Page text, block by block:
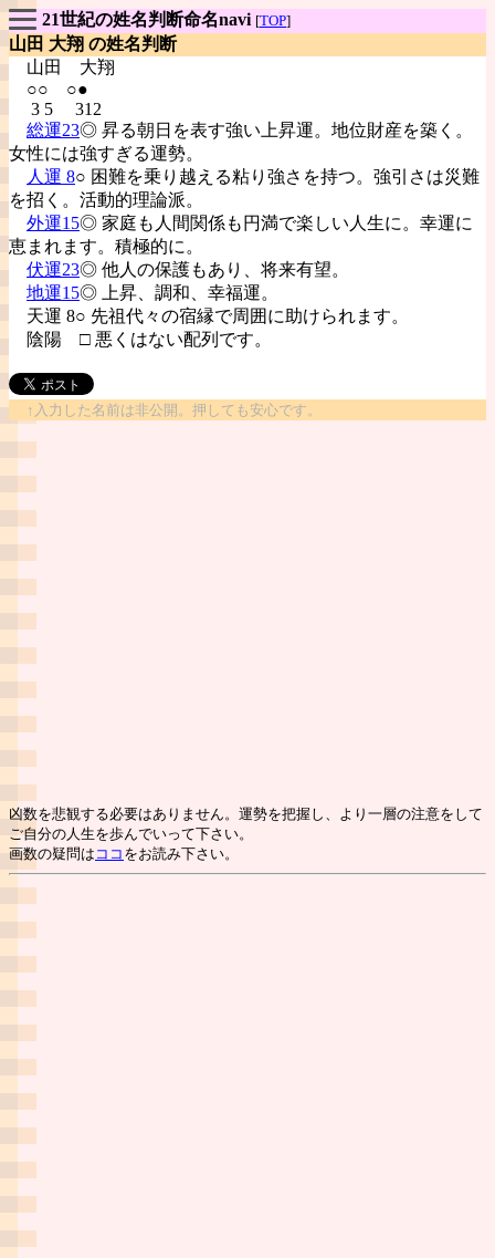
21世紀の姓名判断命名navi [TOP]
山田 大翔 の姓名判断
山田 大翔
○○ ○●
3 5 312
総運23◎ 昇る朝日を表す強い上昇運。地位財産を築く。
女性には強すぎる運勢。
人運 8○ 困難を乗り越える粘り強さを持つ。強引さは災難
を招く。活動的理論派。
外運15◎ 家庭も人間関係も円満で楽しい人生に。幸運に
恵まれます。積極的に。
伏運23◎ 他人の保護もあり、将来有望。
地運15◎ 上昇、調和、幸福運。
天運 8○ 先祖代々の宿縁で周囲に助けられます。
陰陽 □ 悪くはない配列です。
↑入力した名前は非公開。押しても安心です。
凶数を悲観する必要はありません。運勢を把握し、より一層の注意をして
ご自分の人生を歩んでいって下さい。
画数の疑問は ココ をお読み下さい。